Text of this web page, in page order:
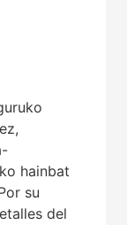
hainbat
su
del